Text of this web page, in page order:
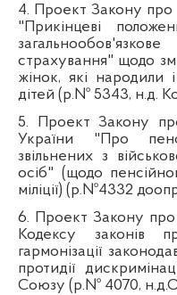
4. Проект Закону про
"Прикінцеві
страхування" щодо
жінок, які народили
дітей (р.№ 5343, н.д.
5. Проект Закону
України "Про
звільнених з
осіб" (щодо
міліції) (р.№4332
6. Проект Закону про
Кодексу законів
гармонізації
протидії
Союзу (р.№ 4070,